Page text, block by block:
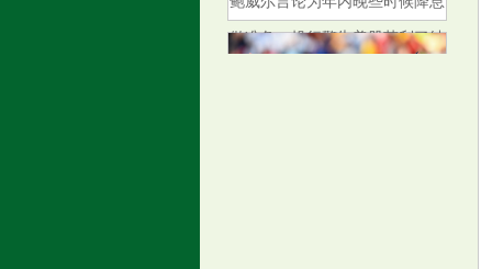
做准备，投行警告美股获利了结
风险